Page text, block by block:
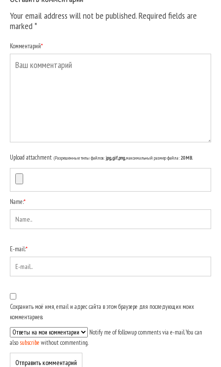
Your email address will not be published. Required fields are
marked*
Комментарий*
Upload attachment (Разрешенные типы файлов:jpg, gif, png, максимальный размер файла:20MB.
Name:*
E-mail:*
Сохранить моё имя, email и адрес сайта в этом браузере для последующих моих
комментариев.
Notify me of followup comments via e-mail. You can
also subscribe without commenting.